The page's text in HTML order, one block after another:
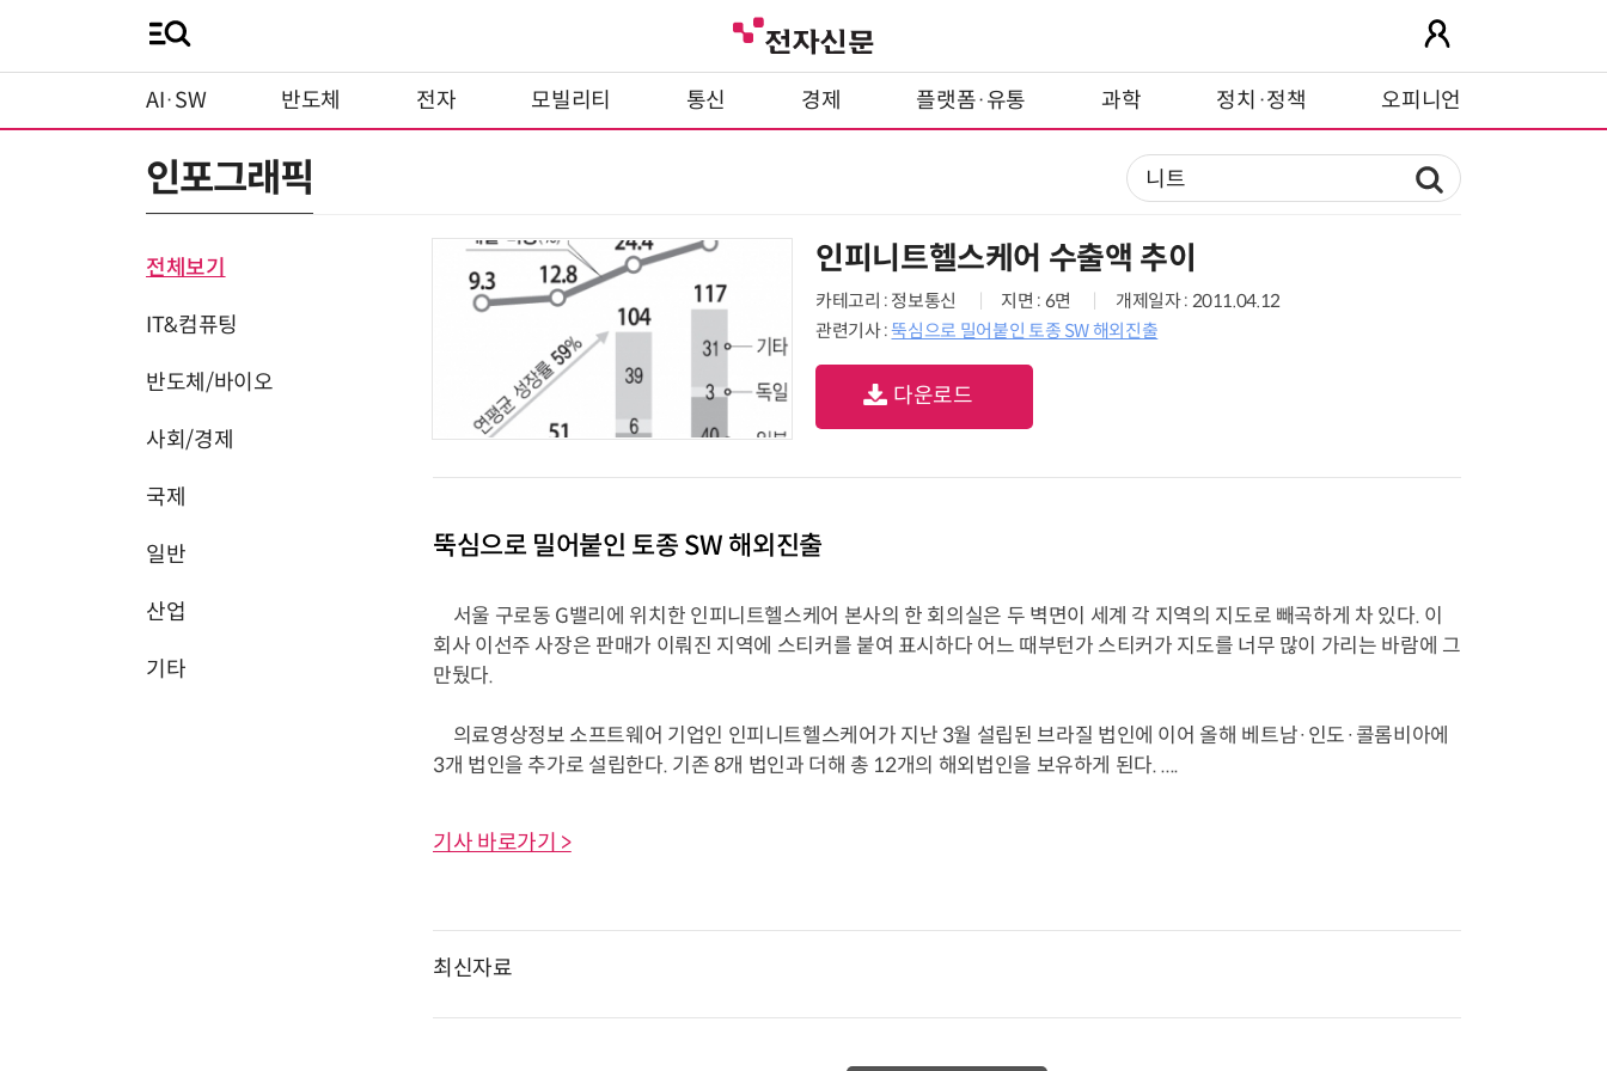
AI·SW 반도체 전자 모빌리티 통신 경제 플랫폼·유통 과학 정치·정책 오피니언
인포그래픽
전체보기
IT&컴퓨팅
반도체/바이오
사회/경제
국제
일반
산업
기타
인피니트헬스케어 수출액 추이
카테고리 : 정보통신 지면 : 6면
개제일자 : 2011.04.12
관련기사 :뚝심으로 밀어붙인 토종 SW 해외진출
다운로드
뚝심으로 밀어붙인 토종 SW 해외진출
서울 구로동 G밸리에 위치한 인피니트헬스케어 본사의 한 회의실은 두 벽면이 세계 각 지역의 지도로 빼곡하게 차 있다. 이
회사 이선주 사장은 판매가 이뤄진 지역에 스티커를 붙여 표시하다 어느 때부턴가 스티커가 지도를 너무 많이 가리는 바람에 그
만뒀다.
의료영상정보 소프트웨어 기업인 인피니트헬스케어가 지난 3월 설립된 브라질 법인에 이어 올해 베트남·인도·콜롬비아에
3개 법인을 추가로 설립한다. 기존 8개 법인과 더해 총 12개의 해외법인을 보유하게 된다. ....
기사 바로가기 >
최신자료